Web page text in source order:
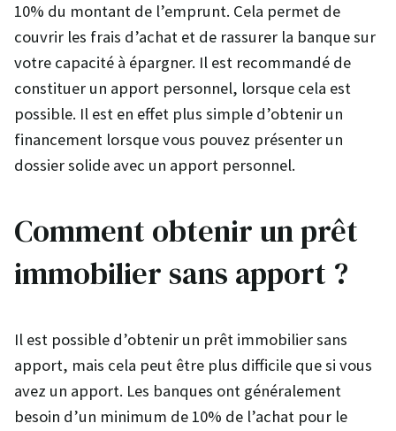
10% du montant de l’emprunt. Cela permet de
couvrir les frais d’achat et de rassurer la banque sur
votre capacité à épargner. Il est recommandé de
constituer un apport personnel, lorsque cela est
possible. Il est en effet plus simple d’obtenir un
financement lorsque vous pouvez présenter un
dossier solide avec un apport personnel.
Comment obtenir un prêt
immobilier sans apport ?
Il est possible d’obtenir un prêt immobilier sans
apport, mais cela peut être plus difficile que si vous
avez un apport. Les banques ont généralement
besoin d’un minimum de 10% de l’achat pour le